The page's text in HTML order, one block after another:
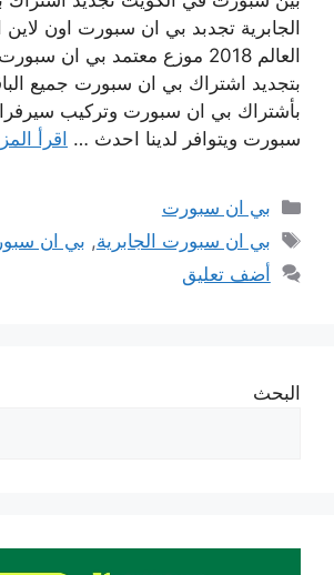
الجابرية تجدبد بي ان سبورت اون
العالم 2018 موزع معتمد بي ان
بتجديد اشتراك بي ان سبورت جميع
بأشتراك بي ان سبورت وتركيب
سبورت ويتوافر لدينا احدث … اقرأ
التصنيفات
بي ان سبورت
الوسوم
بي ان سبورت الجابرية, بي ان
أضف تعليق
البحث